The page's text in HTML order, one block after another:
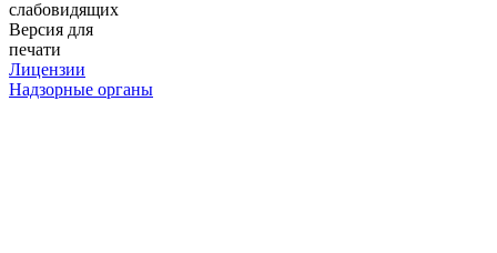
слабовидящих
Версия для
печати
Лицензии
Надзорные органы